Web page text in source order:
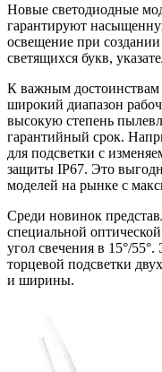
Новые светодиодные
гарантируют
освещение при
светящихся букв,
К важным достоинствам
широкий диапазон
высокую степень
гарантийный срок.
для подсветки с
защиты IP67. Это
моделей на рынке c
Среди новинок
специальной
угол свечения в 15°/
торцевой подсветки
и ширины.